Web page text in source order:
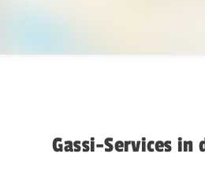
Gassi-Services in